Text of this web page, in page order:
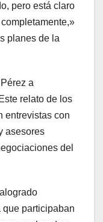
pero está claro
planes de la
a
relato de los
entrevistas con
asesores
del
participaban